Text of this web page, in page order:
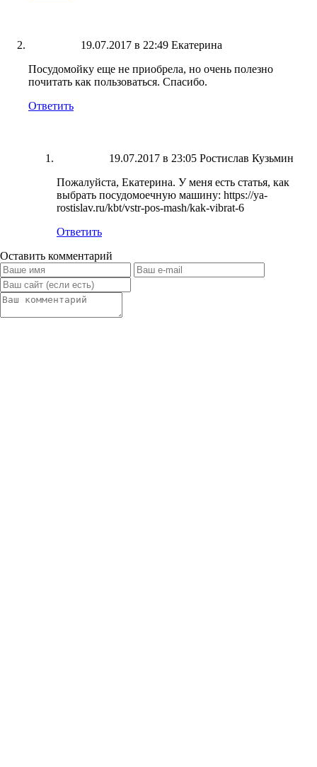
19.07.2017 в 22:49 Екатерина
Посудомойку еще не приобрела, но очень полезно
почитать как пользоваться. Спасибо.
Ответить
19.07.2017 в 23:05 Ростислав Кузьмин
Пожалуйста, Екатерина. У меня есть статья, как
выбрать посудомоечную машину: https://ya-
rostislav.ru/kbt/vstr-pos-mash/kak-vibrat-6
Ответить
Оставить комментарий